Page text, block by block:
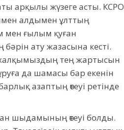
арқылы жүзеге асты. КСРО
алдымен ұлттың
мен ғылым қуған
ату жазасына кесті.
тең жартысын
да шамасы бар екенін
азаптың өтеуі ретінде
шыдамының өтеуі болды.